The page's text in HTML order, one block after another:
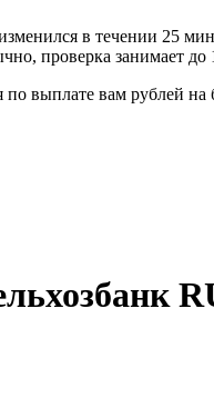
в течении 25
проверка занимает до
выплате вам рублей